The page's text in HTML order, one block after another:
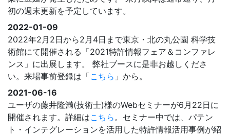
初の週末更新を予定しています。
2022-01-09
2022年2月2日から2月4日まで東京・北の丸公園 科学技
術館にて開催される「2021特許情報フェア＆コンファレ
ンス」に出展します。 弊社ブースに是非お越しくださ
い。来場事前登録は「こちら 」から。
2021-06-16
ユーザの藤井隆満(技術士)様のWebセミナーが6月22日に
開催されます。詳細はこちら。セミナー中では、パテン
ト・インテグレーションを活用した特許情報活用事例が紹